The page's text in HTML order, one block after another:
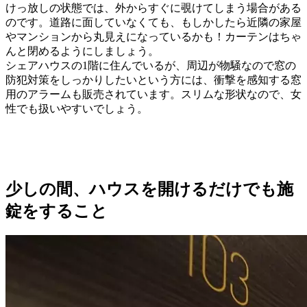
けっ放しの状態では、外からすぐに覗けてしまう場合がある
のです。道路に面していなくても、もしかしたら近隣の家屋
やマンションから丸見えになっているかも！カーテンはちゃ
んと閉めるようにしましょう。
シェアハウスの1階に住んでいるが、周辺が物騒なので窓の
防犯対策をしっかりしたいという方には、衝撃を感知する窓
用のアラームも販売されています。スリムな形状なので、女
性でも扱いやすいでしょう。
少しの間、ハウスを開けるだけでも施
錠をすること